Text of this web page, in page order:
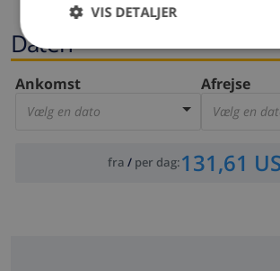
Daten
Ankomst
Vælg en dato
Afrejse
Vælg en
fra / per dag:131,61
VIS DETALJER